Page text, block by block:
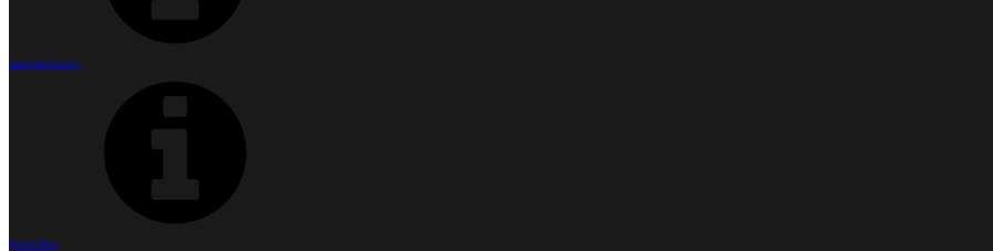
Integritetspolicy
Köpvillkor